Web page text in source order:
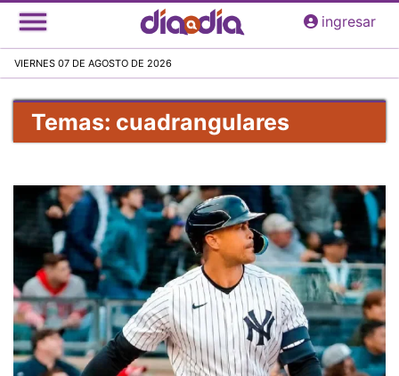
Pasar
al
principal
ingresar
VIERNES 07 DE AGOSTO DE 2026
Temas: cuadrangulares